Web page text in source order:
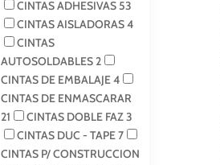
CINTAS ADHESIVAS 53
CINTAS AISLADORAS4
CINTAS
AUTOSOLDABLES2
CINTAS DE EMBALAJE4
CINTAS DE ENMASCARAR
21
CINTAS DOBLE FAZ3
CINTAS DUC - TAPE7
CINTAS P/ CONSTRUCCION